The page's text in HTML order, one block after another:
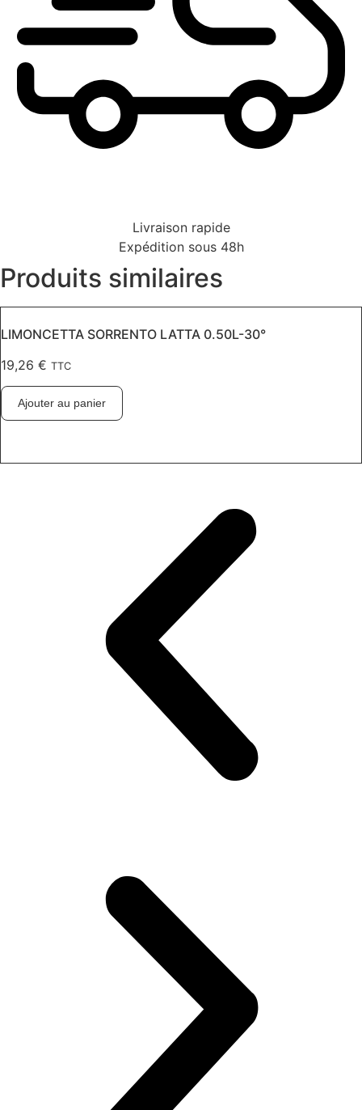
Livraison rapide
Expédition sous 48h
Produits similaires
LIMONCETTA SORRENTO LATTA 0.50L-30°
19,26 € TTC
Ajouter au panier